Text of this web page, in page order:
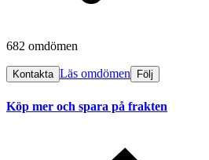
682 omdömen
Kontakta Läs omdömen Följ
Köp mer och spara på frakten